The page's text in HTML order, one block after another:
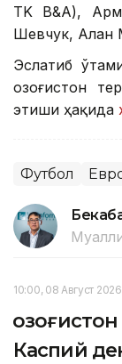
TK B&A),
Шевчук, Алан
Эслатиб
Қозоғистон
этиши ҳақида
Футбол
10:00, 08 Август 2026
Каспий